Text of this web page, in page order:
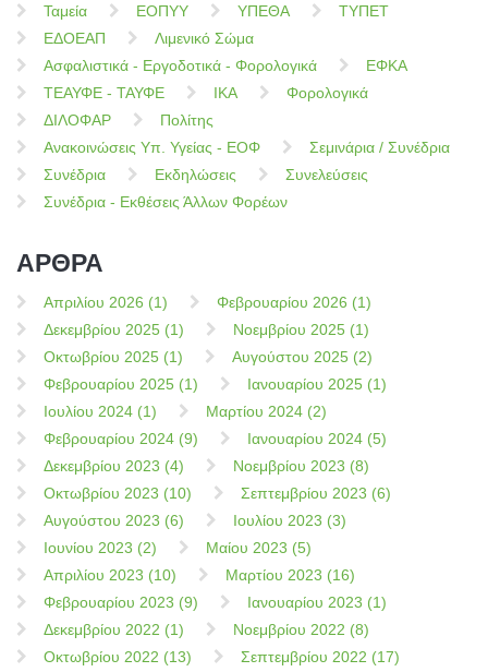
Ταμεία
ΕΟΠΥΥ ΥΠΕΘΑ
ΤΥΠΕΤ
ΕΔΟΕΑΠ
Λιμενικό Σώμα
Ασφαλιστικά - Εργοδοτικά - Φορολογικά
ΕΦΚΑ
ΤΕΑΥΦΕ - ΤΑΥΦΕ
ΙΚΑ
Φορολογικά
ΔΙΛΟΦΑΡ
Πολίτης
Ανακοινώσεις Υπ. Υγείας - ΕΟΦ
Σεμινάρια / Συνέδρια
Συνέδρια
Εκδηλώσεις
Συνελεύσεις
Συνέδρια - Εκθέσεις Άλλων Φορέων
ΑΡΘΡΑ
Απριλίου 2026 (1)
Φεβρουαρίου 2026 (1)
Δεκεμβρίου 2025 (1)
Νοεμβρίου 2025 (1)
Οκτωβρίου 2025 (1)
Αυγούστου 2025 (2)
Φεβρουαρίου 2025 (1)
Ιανουαρίου 2025 (1)
Ιουλίου 2024 (1)
Μαρτίου 2024 (2)
Φεβρουαρίου 2024 (9)
Ιανουαρίου 2024 (5)
Δεκεμβρίου 2023 (4)
Νοεμβρίου 2023 (8)
Οκτωβρίου 2023 (10)
Σεπτεμβρίου 2023 (6)
Αυγούστου 2023 (6)
Ιουλίου 2023 (3)
Ιουνίου 2023 (2)
Μαίου 2023 (5)
Απριλίου 2023 (10)
Μαρτίου 2023 (16)
Φεβρουαρίου 2023 (9)
Ιανουαρίου 2023 (1)
Δεκεμβρίου 2022 (1)
Νοεμβρίου 2022 (8)
Οκτωβρίου 2022 (13)
Σεπτεμβρίου 2022 (17)